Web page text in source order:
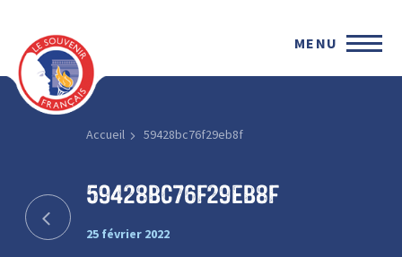
MENU
Accueil 59428bc76f29eb8f
59428bc76f29eb8f
25 février 2022